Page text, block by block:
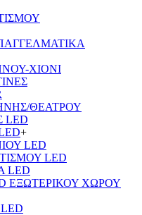
ΧΙΟΝΙ
ΘΕΑΤΡΟΥ
+
LED
LED
LED
ΕΞΩΤΕΡΙΚΟΥ ΧΩΡΟΥ